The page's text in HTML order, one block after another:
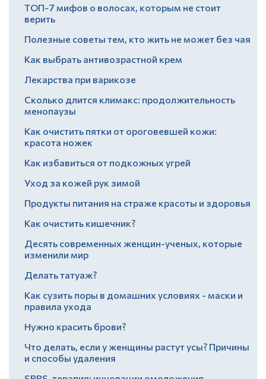
ТОП-7 мифов о волосах, которым не стоит
верить
Полезные советы тем, кто жить не может без чая
Как выбрать антивозрастной крем
Лекарства при варикозе
Сколько длится климакс: продолжительность
менопаузы
Как очистить пятки от ороговевшей кожи:
красота ножек
Как избавиться от подкожных угрей
Уход за кожей рук зимой
Продукты питания на страже красоты и здоровья
Как очистить кишечник?
Десять современных женщин-ученых, которые
изменили мир
Делать татуаж?
Как сузить поры в домашних условиях - маски и
правила ухода
Нужно красить брови?
Что делать, если у женщины растут усы? Причины
и способы удаления